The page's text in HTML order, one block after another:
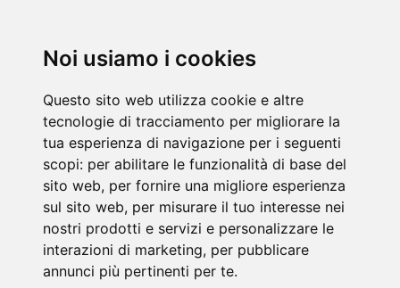
Noi usiamo i cookies
Questo sito web utilizza cookie e altre
tecnologie di tracciamento per migliorare la
tua esperienza di navigazione per i seguenti
scopi: per abilitare le funzionalità di base del
sito web, per fornire una migliore esperienza
sul sito web, per misurare il tuo interesse nei
nostri prodotti e servizi e personalizzare le
interazioni di marketing, per pubblicare
annunci più pertinenti per te.